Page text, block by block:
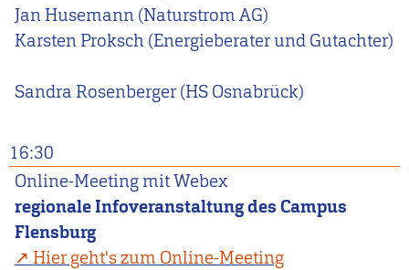
Jan Husemann (Naturstrom AG)
Karsten Proksch (Energieberater und Gutachter)
Sandra Rosenberger (HS Osnabrück)
16:30
Online-Meeting mit Webex
regionale Infoveranstaltung des Campus
Flensburg
Hier geht's zum Online-Meeting